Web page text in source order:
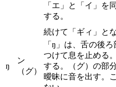
「エ」と「イ」を
する。
続けて「ギィ」とな
ŋ
ン
（グ）
「ŋ」は、舌の後
つけて息を止める
する。（グ）の部
曖昧に音を出す。